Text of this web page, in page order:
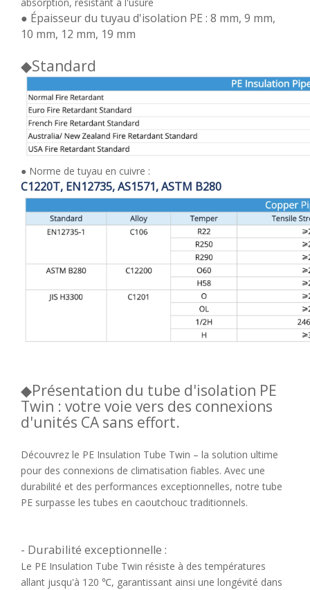
● Épaisseur du tuyau d'isolation PE : 8 mm, 9 mm,
10 mm, 12 mm, 19 mm
◆Standard
● Norme de tuyau en cuivre :
C1220T, EN12735, AS1571, ASTM B280
◆Présentation du tube d'isolation PE
Twin : votre voie vers des connexions
d'unités CA sans effort.
Découvrez le PE Insulation Tube Twin – la solution ultime
pour des connexions de climatisation fiables. Avec une
durabilité et des performances exceptionnelles, notre tube
PE surpasse les tubes en caoutchouc traditionnels.
- Durabilité exceptionnelle :
Le PE Insulation Tube Twin résiste à des températures
allant jusqu'à 120 ℃, garantissant ainsi une longévité dans